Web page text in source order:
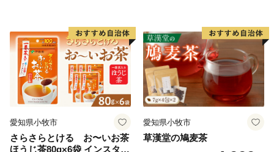
愛知県小牧市
さらさらとける お〜いお茶
ほうじ茶80g×6袋 インスタン
愛知県小牧市
草漢堂の鳩麦茶